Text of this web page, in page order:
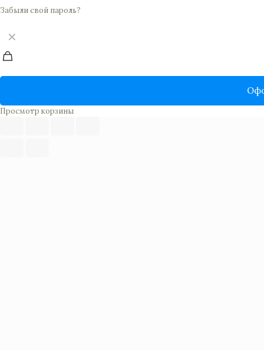
Забыли свой пароль?
✕
Просмотр корзины